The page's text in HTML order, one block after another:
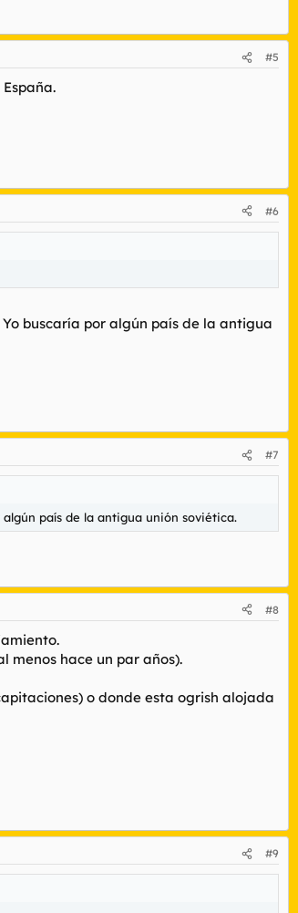
#5
#6
buscaría por algún país de la antigua
#7
país de la antigua unión soviética.
#8
menos hace un par años).
o donde esta ogrish alojada
#9